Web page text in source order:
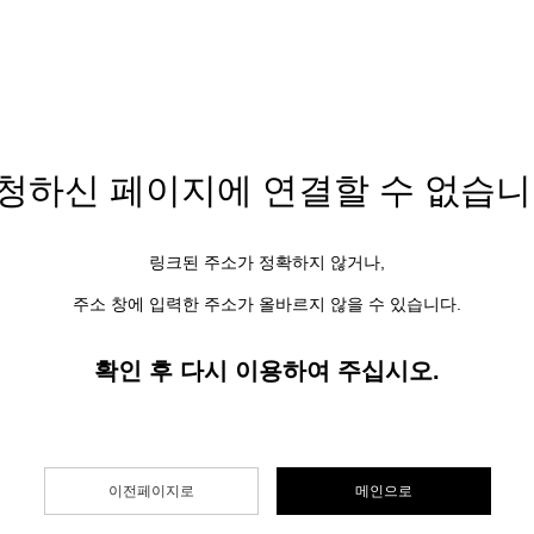
하신 페이지에 연결할 수 없습
링크된 주소가 정확하지 않거나,
주소 창에 입력한 주소가 올바르지 않을 수 있습니다.
확인 후 다시 이용하여 주십시오.
이전페이지로 메인으로